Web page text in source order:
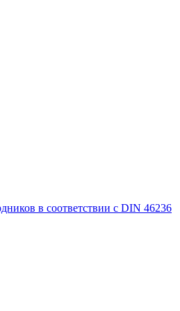
в соответствии с DIN 46236